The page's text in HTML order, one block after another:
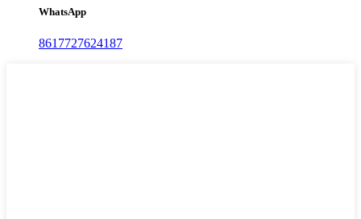
WhatsApp
8617727624187